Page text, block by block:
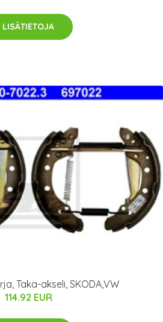
LISÄTIETOJA
Taka-akseli, SKODA,VW
114.92 EUR